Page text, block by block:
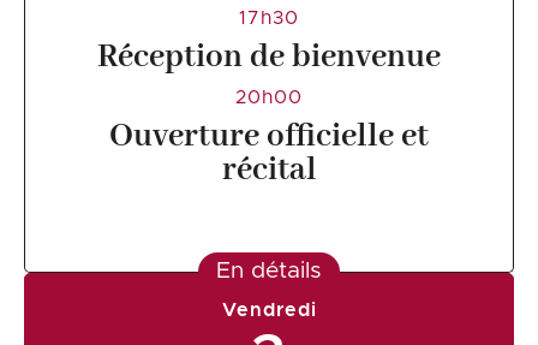
17h30
Réception de bienvenue
20h00
Ouverture officielle et
récital
En détails
Vendredi